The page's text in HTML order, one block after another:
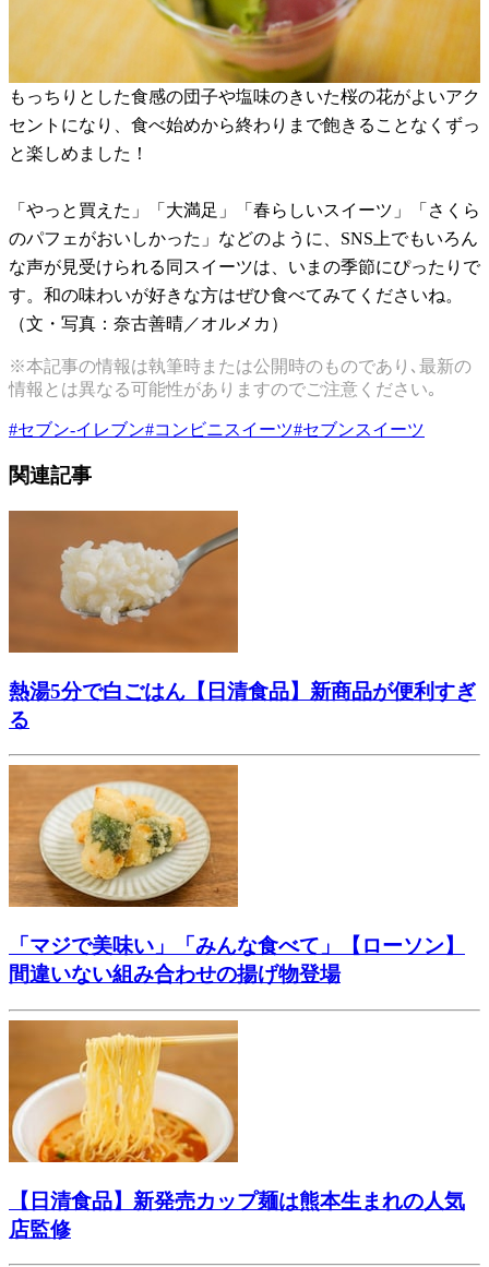
もっちりとした食感の団子や塩味のきいた桜の花がよいアク
セントになり、食べ始めから終わりまで飽きることなくずっ
と楽しめました！
「やっと買えた」「大満足」「春らしいスイーツ」「さくら
のパフェがおいしかった」などのように、SNS上でもいろん
な声が見受けられる同スイーツは、いまの季節にぴったりで
す。和の味わいが好きな方はぜひ食べてみてくださいね。
（文・写真：奈古善晴／オルメカ）
※本記事の情報は執筆時または公開時のものであり､最新の
情報とは異なる可能性がありますのでご注意ください｡
#セブン-イレブン#コンビニスイーツ#セブンスイーツ
関連記事
熱湯5分で白ごはん【日清食品】新商品が便利すぎ
る
「マジで美味い」「みんな食べて」【ローソン】
間違いない組み合わせの揚げ物登場
【日清食品】新発売カップ麺は熊本生まれの人気
店監修